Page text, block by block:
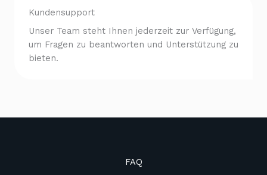
Kundensupport
Unser Team steht Ihnen jederzeit zur Verfügung,
um Fragen zu beantworten und Unterstützung zu
bieten.
FAQ